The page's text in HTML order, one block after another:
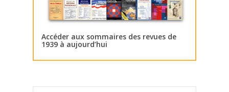
Accéder aux sommaires des revues de
1939 à aujourd’hui